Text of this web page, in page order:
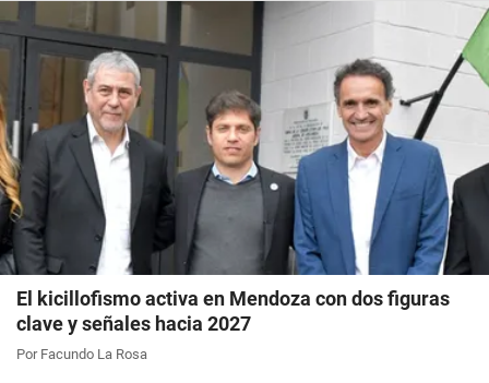
El kicillofismo activa en Mendoza con dos figuras
clave y señales hacia 2027
Por Facundo La Rosa